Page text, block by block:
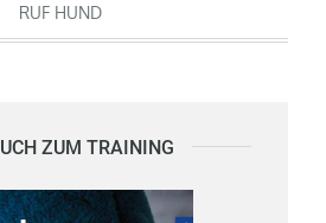
RUF HUND
ZUM TRAINING